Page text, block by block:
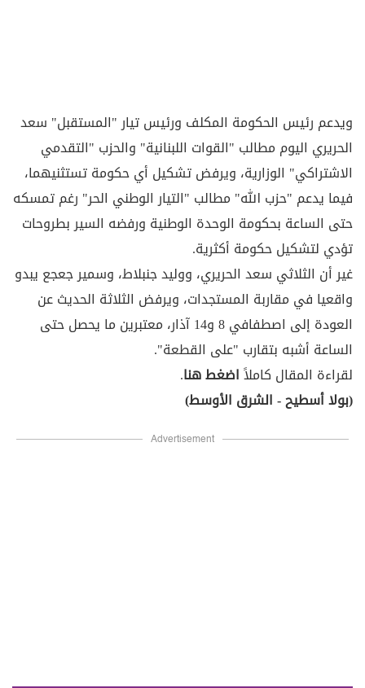
ويدعم رئيس الحكومة المكلف ورئيس تيار "المستقبل" سعد
الحريري اليوم مطالب "القوات اللبنانية" والحزب "التقدمي
الاشتراكي" الوزارية، ويرفض تشكيل أي حكومة تستثنيهما،
فيما يدعم "حزب الله" مطالب "التيار الوطني الحر" رغم تمسكه
حتى الساعة بحكومة الوحدة الوطنية ورفضه السير بطروحات
تؤدي لتشكيل حكومة أكثرية.
غير أن الثلاثي سعد الحريري، ووليد جنبلاط، وسمير جعجع يبدو
واقعيا في مقاربة المستجدات، ويرفض الثلاثة الحديث عن
العودة إلى اصطفافي 8 و14 آذار، معتبرين ما يحصل حتى
الساعة أشبه بتقارب "على القطعة".
لقراءة المقال كاملاًاضغط هنا.
(بولا أسطيح - الشرق الأوسط)
Advertisement